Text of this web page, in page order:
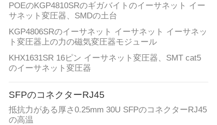
POEのKGP4810SRのギガバイトのイーサネット イー
サネット変圧器、SMDの土台
KGP4806SRのイーサネット イーサネット イーサネッ
ト変圧器上の力の磁気変圧器モジュール
KHX1631SR 16ピン イーサネット変圧器、SMT cat5
のイーサネット変圧器
SFPのコネクターRJ45
抵抗力がある厚さ0.25mm 30U SFPのコネクターRJ45
の高温